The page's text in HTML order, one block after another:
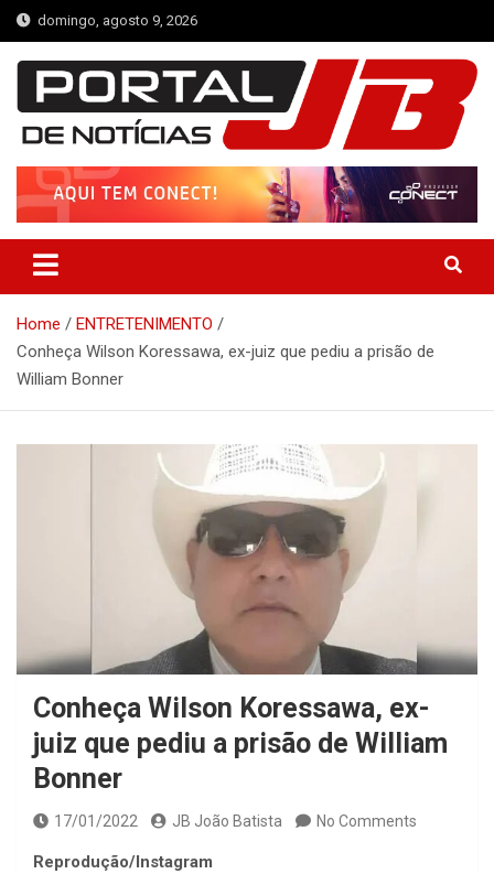
Skip
to
content
domingo, agosto 9, 2026
Portal de Notícias JB
Notícias de Simplício Mendes e Região
Home
ENTRETENIMENTO
Conheça Wilson Koressawa, ex-juiz que pediu a prisão de
William Bonner
Conheça Wilson Koressawa, ex-
juiz que pediu a prisão de William
Bonner
17/01/2022 JB João Batista No Comments
Reprodução/Instagram